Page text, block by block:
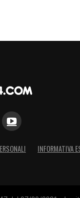
INFORMATIVA